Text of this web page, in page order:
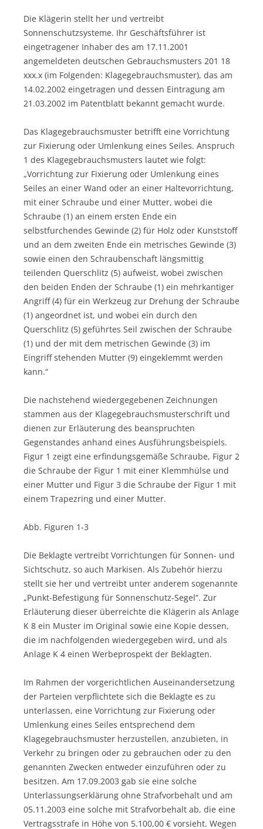
Die Klägerin stellt her und vertreibt
Sonnenschutzsysteme. Ihr Geschäftsführer ist
eingetragener Inhaber des am 17.11.2001
angemeldeten deutschen Gebrauchsmusters 201 18
xxx.x (im Folgenden: Klagegebrauchsmuster), das am
14.02.2002 eingetragen und dessen Eintragung am
21.03.2002 im Patentblatt bekannt gemacht wurde.
Das Klagegebrauchsmuster betrifft eine Vorrichtung
zur Fixierung oder Umlenkung eines Seiles. Anspruch
1 des Klagegebrauchsmusters lautet wie folgt:
„Vorrichtung zur Fixierung oder Umlenkung eines
Seiles an einer Wand oder an einer Haltevorrichtung,
mit einer Schraube und einer Mutter, wobei die
Schraube (1) an einem ersten Ende ein
selbstfurchendes Gewinde (2) für Holz oder Kunststoff
und an dem zweiten Ende ein metrisches Gewinde (3)
sowie einen den Schraubenschaft längsmittig
teilenden Querschlitz (5) aufweist, wobei zwischen
den beiden Enden der Schraube (1) ein mehrkantiger
Angriff (4) für ein Werkzeug zur Drehung der Schraube
(1) angeordnet ist, und wobei ein durch den
Querschlitz (5) geführtes Seil zwischen der Schraube
(1) und der mit dem metrischen Gewinde (3) im
Eingriff stehenden Mutter (9) eingeklemmt werden
kann.“
Die nachstehend wiedergegebenen Zeichnungen
stammen aus der Klagegebrauchsmusterschrift und
dienen zur Erläuterung des beanspruchten
Gegenstandes anhand eines Ausführungsbeispiels.
Figur 1 zeigt eine erfindungsgemäße Schraube, Figur 2
die Schraube der Figur 1 mit einer Klemmhülse und
einer Mutter und Figur 3 die Schraube der Figur 1 mit
einem Trapezring und einer Mutter.
Abb. Figuren 1-3
Die Beklagte vertreibt Vorrichtungen für Sonnen- und
Sichtschutz, so auch Markisen. Als Zubehör hierzu
stellt sie her und vertreibt unter anderem sogenannte
„Punkt-Befestigung für Sonnenschutz-Segel“. Zur
Erläuterung dieser überreichte die Klägerin als Anlage
K 8 ein Muster im Original sowie eine Kopie dessen,
die im nachfolgenden wiedergegeben wird, und als
Anlage K 4 einen Werbeprospekt der Beklagten.
Im Rahmen der vorgerichtlichen Auseinandersetzung
der Parteien verpflichtete sich die Beklagte es zu
unterlassen, eine Vorrichtung zur Fixierung oder
Umlenkung eines Seiles entsprechend dem
Klagegebrauchsmuster herzustellen, anzubieten, in
Verkehr zu bringen oder zu gebrauchen oder zu den
genannten Zwecken entweder einzuführen oder zu
besitzen. Am 17.09.2003 gab sie eine solche
Unterlassungserklärung ohne Strafvorbehalt und am
05.11.2003 eine solche mit Strafvorbehalt ab, die eine
Vertragsstrafe in Höhe von 5.100,00 € vorsieht. Wegen